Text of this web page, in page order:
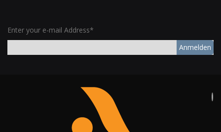
Enter your e-mail Address*
Anmelden